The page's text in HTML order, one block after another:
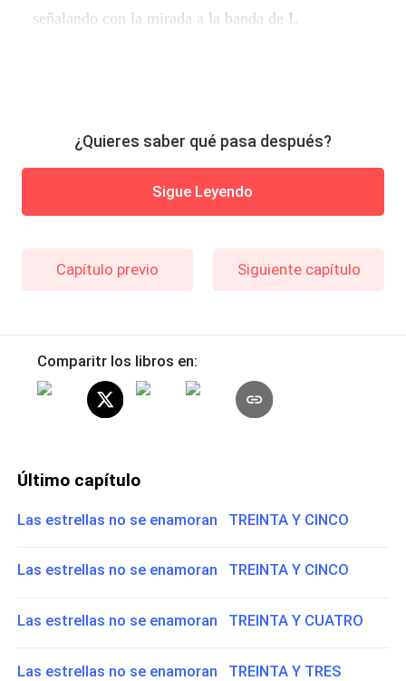
señalando con la mirada a la banda de L
¿Quieres saber qué pasa después?
Sigue Leyendo
Capítulo previo Siguiente capítulo
Comparitr los libros en:
Último capítulo
Las estrellas no se enamoran TREINTA Y CINCO
Las estrellas no se enamoran TREINTA Y CINCO
Las estrellas no se enamoran TREINTA Y CUATRO
Las estrellas no se enamoran TREINTA Y TRES